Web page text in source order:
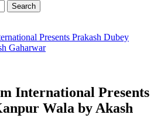
Search
Presents Prakash Dubey
Gaharwar
International Presents
Wala by Akash